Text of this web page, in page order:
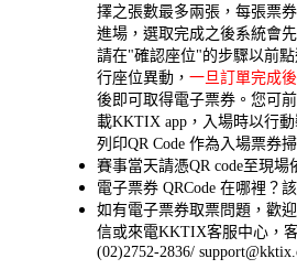
擇之張數最多兩張，每張票
進場，選取完成之後系統會
請在"確認座位"的步驟以前
行座位異動， 一旦訂單完成
後即可取得電子票券。您可
載KKTIX app，入場時以行
列印QR Code 作為入場票券
賽事當天請憑QR code至現場
電子票券 QRCode 在哪裡？
如有電子票券取票問題，歡
信或來電KKTIX客服中心，
(02)2752-2836/